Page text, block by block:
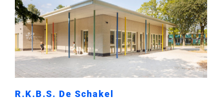
R.K.B.S. De Schakel